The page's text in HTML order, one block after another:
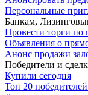
Персональные
Банкам,
Провести торги по
Объявления о
Анонс продажи
Победители и
Купили сегодня
Топ 20